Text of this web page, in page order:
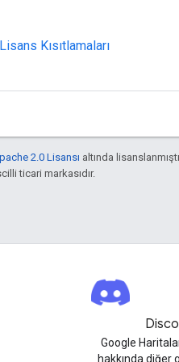
Lisans Kısıtlamaları
2.0 Lisansı altında
ticari markasıdır.
Google
hakkında diğer